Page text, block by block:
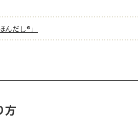
んだし®」
方